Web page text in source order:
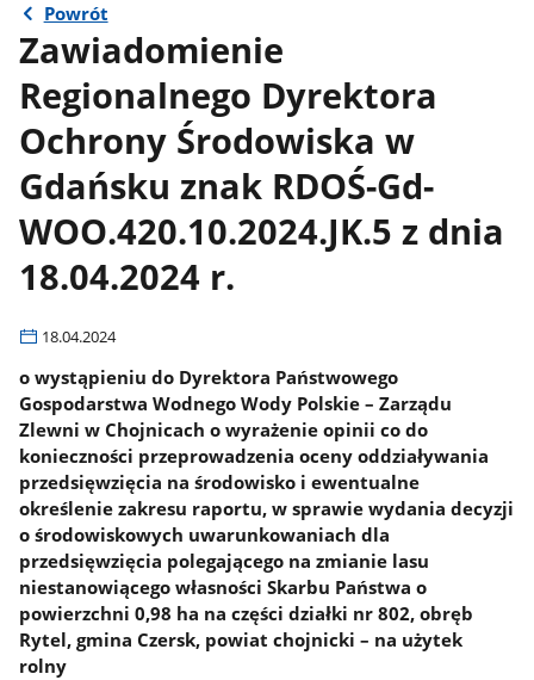
Powrót
Zawiadomienie
Regionalnego Dyrektora
Ochrony Środowiska w
Gdańsku znak RDOŚ-Gd-
WOO.420.10.2024.JK.5 z dnia
18.04.2024 r.
18.04.2024
o wystąpieniu do Dyrektora Państwowego
Gospodarstwa Wodnego Wody Polskie – Zarządu
Zlewni w Chojnicach o wyrażenie opinii co do
konieczności przeprowadzenia oceny oddziaływania
przedsięwzięcia na środowisko i ewentualne
określenie zakresu raportu, w sprawie wydania decyzji
o środowiskowych uwarunkowaniach dla
przedsięwzięcia polegającego na zmianie lasu
niestanowiącego własności Skarbu Państwa o
powierzchni 0,98 ha na części działki nr 802, obręb
Rytel, gmina Czersk, powiat chojnicki – na użytek
rolny